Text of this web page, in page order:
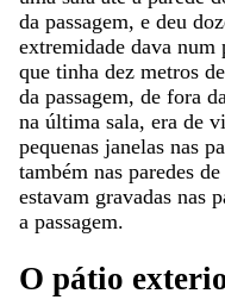
da passagem, e deu
extremidade dava num
que tinha dez metros de
da passagem, de fora da
na última sala, era de
pequenas janelas nas
também nas paredes de
estavam gravadas nas
a passagem.
O pátio